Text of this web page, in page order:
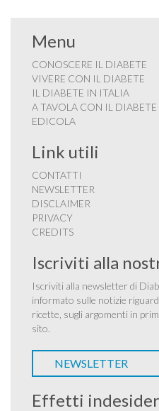
Menu
CONOSCERE IL DIABETE
VIVERE CON IL DIABETE
IL DIABETE IN ITALIA
A TAVOLA CON IL DIABETE
EDICOLA
Link utili
CONTATTI
NEWSLETTER
DISCLAIMER
PRIVACY
CREDITS
Iscriviti alla
Iscriviti alla newsletter di
informato sulle notizie
ricette, sugli argomenti in
sito.
NEWSLETTER
Effetti